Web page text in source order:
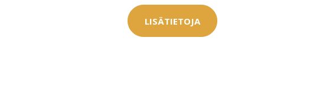
LISÄTIETOJA